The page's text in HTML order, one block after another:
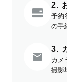
2.
予約
の手
3.
カメ
撮影